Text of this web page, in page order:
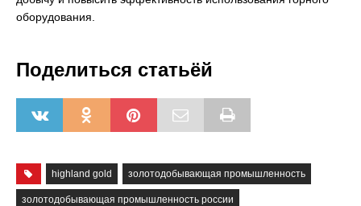
оборудования.
Поделиться статьёй
highland gold золотодобывающая промышленность
золотодобывающая промышленность россии